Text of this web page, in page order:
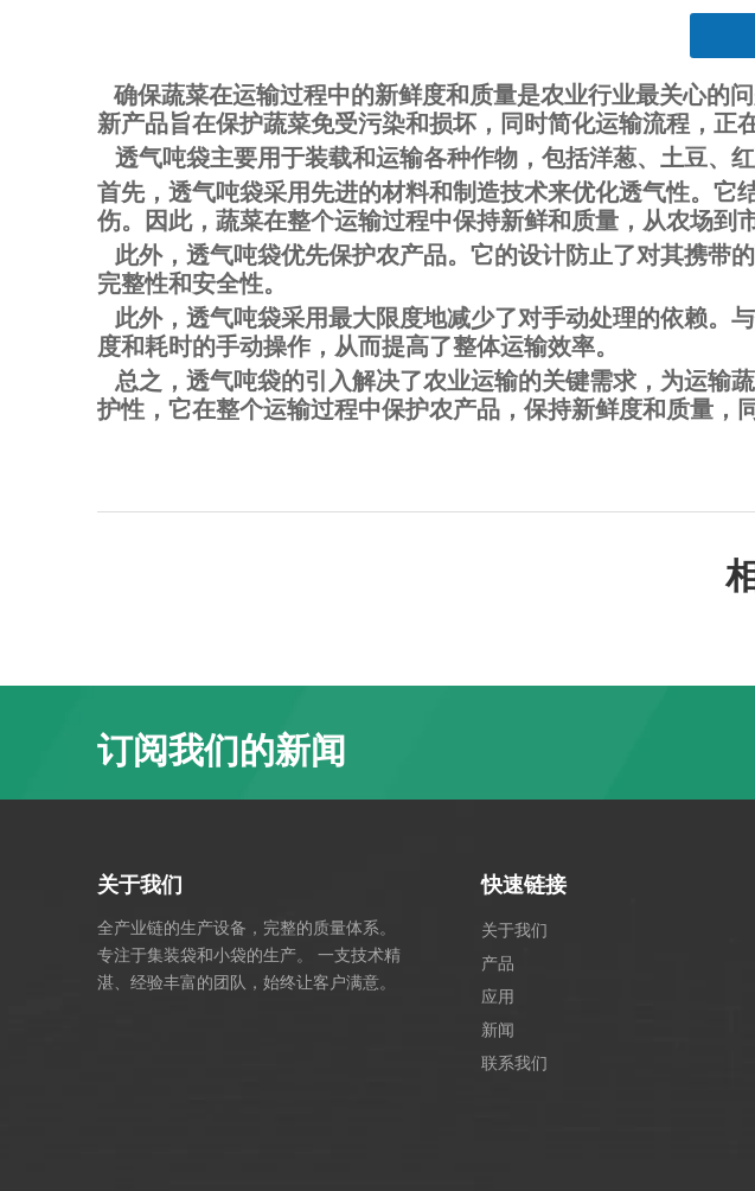
["facebook","twitter","line","wechat","linkedin","pinterest","whatsapp"]
确保蔬菜在运输过程中的新鲜度和质量是农业行业最关心的
新产品旨在保护蔬菜免受污染和损坏，同时简化运输流程，正
透气吨袋主要用于装载和运输各种作物，包括洋葱、土豆、
首先，透气吨袋采用先进的材料和制造技术来优化透气性。
伤。因此，蔬菜在整个运输过程中保持新鲜和质量，从农场到
此外，透气吨袋优先保护农产品。它的设计防止了对其携带
完整性和安全性。
此外，透气吨袋采用最大限度地减少了对手动处理的依赖。
度和耗时的手动操作，从而提高了整体运输效率。
总之，透气吨袋的引入解决了农业运输的关键需求，为运输
护性，它在整个运输过程中保护农产品，保持新鲜度和质量，
订阅我们的新闻
关于我们
全产业链的生产设备，完整的质量体系。
专注于集装袋和小袋的生产。 一支技术精
湛、经验丰富的团队，始终让客户满意。
快速链接
关于我们
产品
应用
新闻
联系我们